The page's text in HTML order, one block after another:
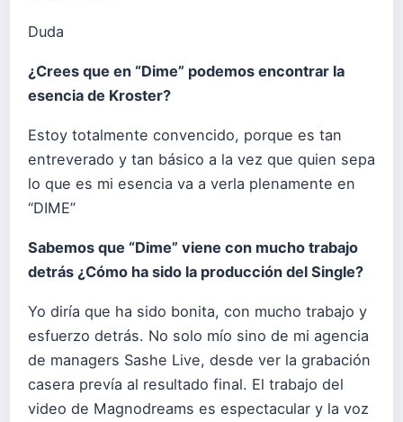
Duda
¿Crees que en “Dime” podemos encontrar la
esencia de Kroster?
Estoy totalmente convencido, porque es tan
entreverado y tan básico a la vez que quien sepa
lo que es mi esencia va a verla plenamente en
“DIME”
Sabemos que “Dime” viene con mucho trabajo
detrás ¿Cómo ha sido la producción del Single?
Yo diría que ha sido bonita, con mucho trabajo y
esfuerzo detrás. No solo mío sino de mi agencia
de managers Sashe Live, desde ver la grabación
casera prevía al resultado final. El trabajo del
video de Magnodreams es espectacular y la voz